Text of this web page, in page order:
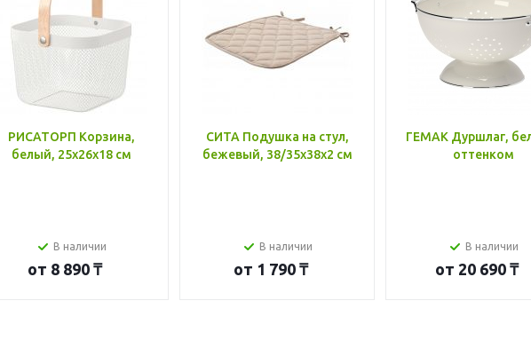
РИСАТОРП Корзина,
белый, 25x26x18 см
В наличии
от 8 890 ₸
СИТА Подушка на стул,
бежевый, 38/35x38x2 см
В наличии
от 1 790 ₸
ГЕМАК Дуршлаг,
оттенком
В наличии
от 20 690 ₸